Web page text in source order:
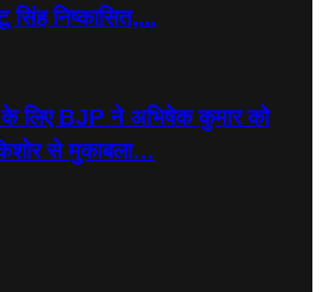
सिंह निष्कासित,...
के लिए BJP ने अभिषेक कुमार को
से मुकाबला…